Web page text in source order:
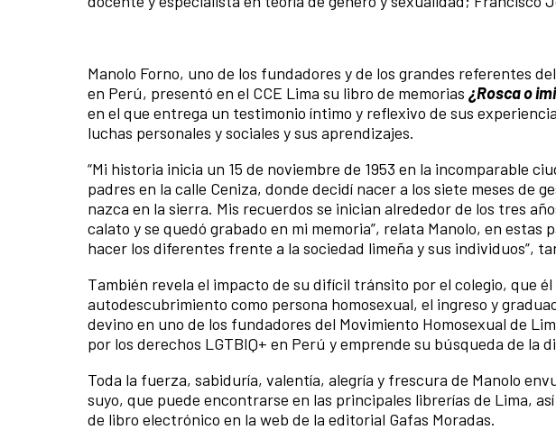
Manolo Forno, uno de los fundadores y de los grandes referentes
en Perú, presentó en el CCE Lima su libro de memorias ¿Rosca o
en el que entrega un testimonio íntimo y reflexivo de sus
luchas personales y sociales y sus aprendizajes.
“Mi historia inicia un 15 de noviembre de 1953 en la incomparable
padres en la calle Ceniza, donde decidí nacer a los siete meses de
nazca en la sierra. Mis recuerdos se inician alrededor de los tres
calato y se quedó grabado en mi memoria”, relata Manolo, en estas
hacer los diferentes frente a la sociedad limeña y sus individuos”,
También revela el impacto de su difícil tránsito por el colegio, que él
autodescubrimiento como persona homosexual, el ingreso y
devino en uno de los fundadores del Movimiento Homosexual de
por los derechos LGTBIQ+ en Perú y emprende su búsqueda de la
Toda la fuerza, sabiduría, valentía, alegría y frescura de Manolo
suyo, que puede encontrarse en las principales librerías de Lima,
de libro electrónico en la web de la editorial Gafas Moradas.